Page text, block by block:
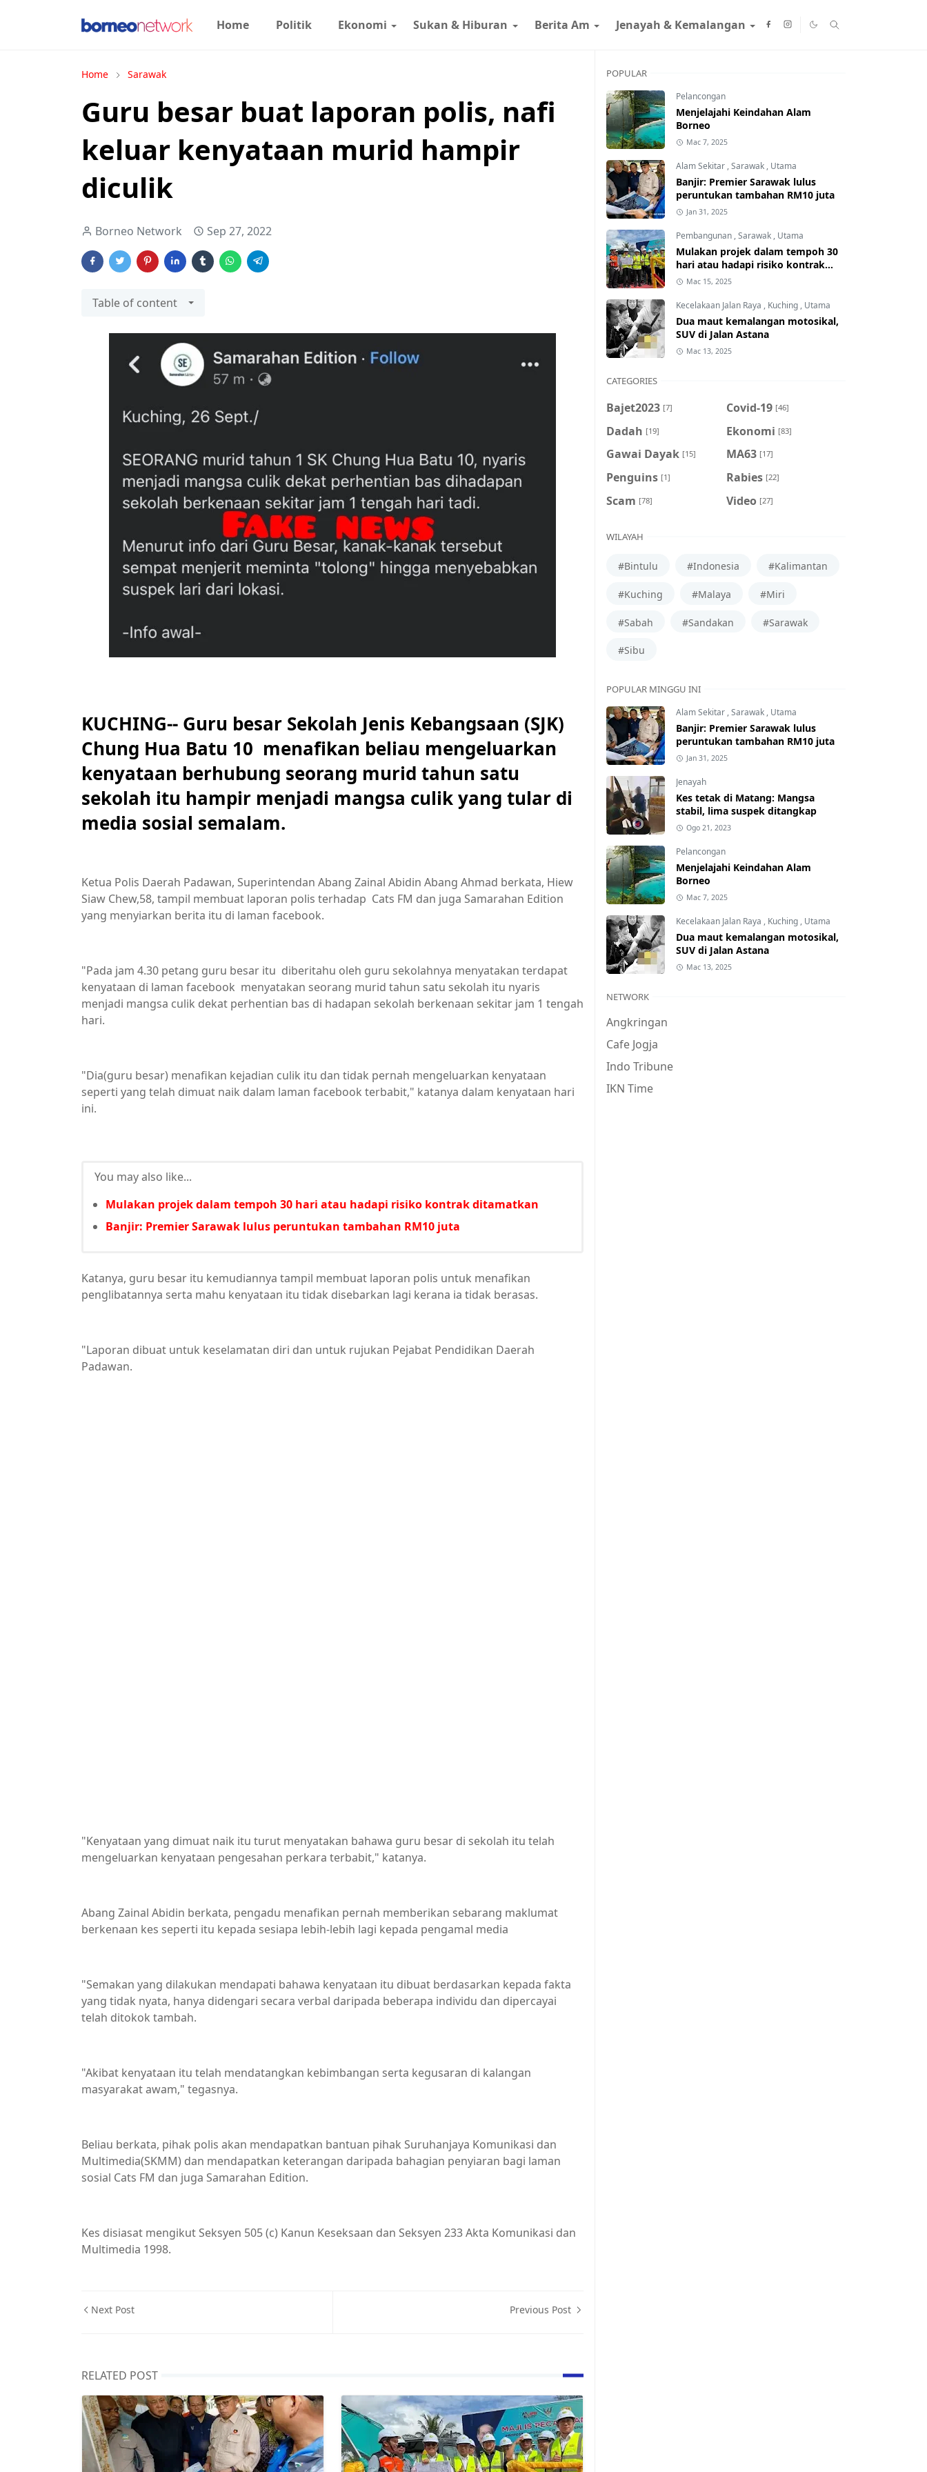
Home Politik Ekonomi Sukan & Hiburan Berita Am Jenayah & Kemalangan
Home Sarawak
Guru besar buat laporan polis, nafi
keluar kenyataan murid hampir
diculik
Borneo Network Sep 27, 2022
Table of content
KUCHING-- Guru besar Sekolah Jenis Kebangsaan (SJK)
Chung Hua Batu 10 menafikan beliau mengeluarkan
kenyataan berhubung seorang murid tahun satu
sekolah itu hampir menjadi mangsa culik yang tular di
media sosial semalam.
Ketua Polis Daerah Padawan, Superintendan Abang Zainal Abidin Abang Ahmad berkata, Hiew
Siaw Chew,58, tampil membuat laporan polis terhadap Cats FM dan juga Samarahan Edition
yang menyiarkan berita itu di laman facebook.
"Pada jam 4.30 petang guru besar itu diberitahu oleh guru sekolahnya menyatakan terdapat
kenyataan di laman facebook menyatakan seorang murid tahun satu sekolah itu nyaris
menjadi mangsa culik dekat perhentian bas di hadapan sekolah berkenaan sekitar jam 1 tengah
hari.
"Dia(guru besar) menafikan kejadian culik itu dan tidak pernah mengeluarkan kenyataan
seperti yang telah dimuat naik dalam laman facebook terbabit," katanya dalam kenyataan hari
ini.
You may also like...
Mulakan projek dalam tempoh 30 hari atau hadapi risiko kontrak ditamatkan
Banjir: Premier Sarawak lulus peruntukan tambahan RM10 juta
Katanya, guru besar itu kemudiannya tampil membuat laporan polis untuk menafikan
penglibatannya serta mahu kenyataan itu tidak disebarkan lagi kerana ia tidak berasas.
"Laporan dibuat untuk keselamatan diri dan untuk rujukan Pejabat Pendidikan Daerah
Padawan.
"Kenyataan yang dimuat naik itu turut menyatakan bahawa guru besar di sekolah itu telah
mengeluarkan kenyataan pengesahan perkara terbabit," katanya.
Abang Zainal Abidin berkata, pengadu menafikan pernah memberikan sebarang maklumat
berkenaan kes seperti itu kepada sesiapa lebih-lebih lagi kepada pengamal media
"Semakan yang dilakukan mendapati bahawa kenyataan itu dibuat berdasarkan kepada fakta
yang tidak nyata, hanya didengari secara verbal daripada beberapa individu dan dipercayai
telah ditokok tambah.
"Akibat kenyataan itu telah mendatangkan kebimbangan serta kegusaran di kalangan
masyarakat awam," tegasnya.
Beliau berkata, pihak polis akan mendapatkan bantuan pihak Suruhanjaya Komunikasi dan
Multimedia(SKMM) dan mendapatkan keterangan daripada bahagian penyiaran bagi laman
sosial Cats FM dan juga Samarahan Edition.
Kes disiasat mengikut Seksyen 505 (c) Kanun Keseksaan dan Seksyen 233 Akta Komunikasi dan
Multimedia 1998.
Next Post Previous Post
RELATED POST
POPULAR
Pelancongan
Menjelajahi Keindahan Alam
Borneo
Mac 7, 2025
Alam Sekitar ,Sarawak , Utama
Banjir: Premier Sarawak lulus
peruntukan tambahan RM10 juta
Jan 31, 2025
Pembangunan ,Sarawak , Utama
Mulakan projek dalam tempoh 30
hari atau hadapi risiko kontrak
ditamatkan
Mac 15, 2025
Kecelakaan Jalan Raya , Kuching , Utama
Dua maut kemalangan motosikal,
SUV di Jalan Astana
Mac 13, 2025
CATEGORIES
Bajet2023 [7] Covid-19 [46]
Dadah [19] Ekonomi [83]
Gawai Dayak [15] MA63 [17]
Penguins [1] Rabies [22]
Scam [78] Video [27]
WILAYAH
#Bintulu #Indonesia #Kalimantan
#Kuching #Malaya #Miri
#Sabah #Sandakan #Sarawak
#Sibu
POPULAR MINGGU INI
Alam Sekitar ,Sarawak , Utama
Banjir: Premier Sarawak lulus
peruntukan tambahan RM10 juta
Jan 31, 2025
Jenayah
Kes tetak di Matang: Mangsa
stabil, lima suspek ditangkap
Ogo 21, 2023
Pelancongan
Menjelajahi Keindahan Alam
Borneo
Mac 7, 2025
Kecelakaan Jalan Raya , Kuching , Utama
Dua maut kemalangan motosikal,
SUV di Jalan Astana
Mac 13, 2025
NETWORK
Angkringan
Cafe Jogja
Indo Tribune
IKN Time